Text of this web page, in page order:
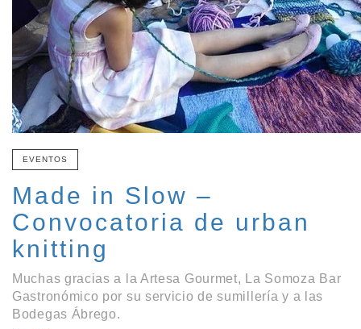
EVENTOS
Made in Slow –
Convocatoria de urban
knitting
Muchas gracias a la Artesa Gourmet, La Somoza Bar
Gastronómico por su servicio de sumillería y a las
Bodegas Ábrego.